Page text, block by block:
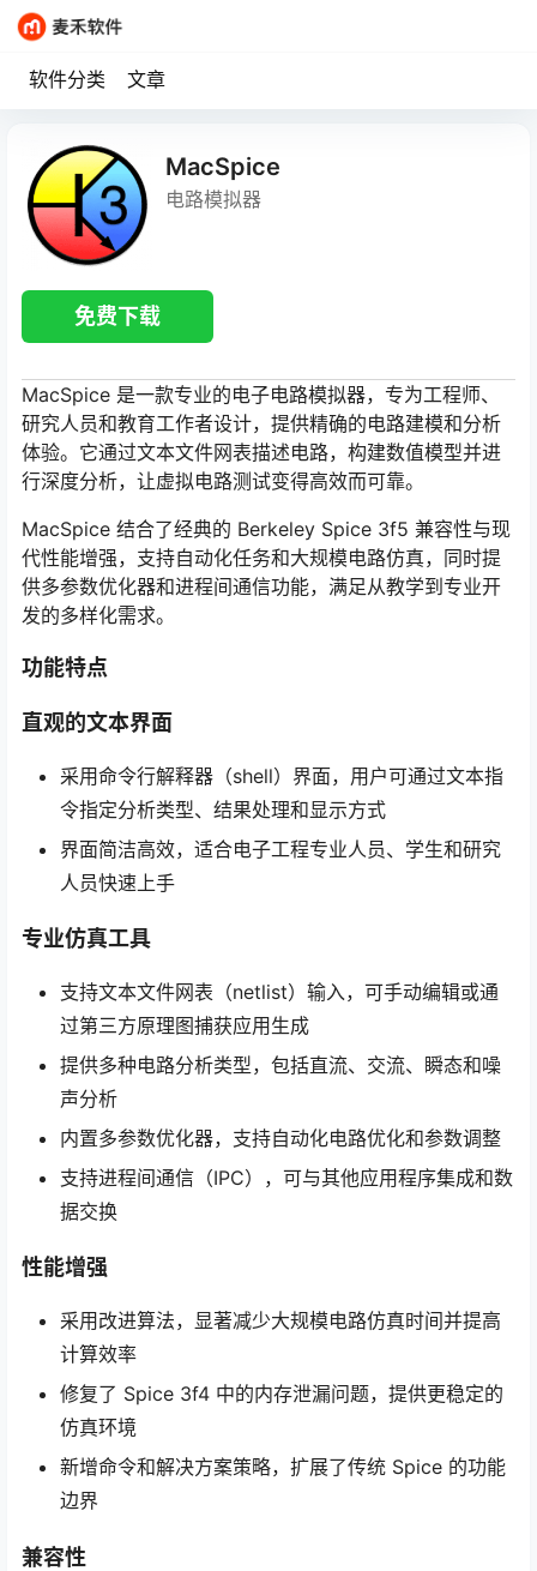
软件分类 文章
MacSpice
电路模拟器
免费下载
MacSpice 是一款专业的电子电路模拟器，专为工程师、
研究人员和教育工作者设计，提供精确的电路建模和分析
体验。它通过文本文件网表描述电路，构建数值模型并进
行深度分析，让虚拟电路测试变得高效而可靠。
MacSpice 结合了经典的 Berkeley Spice 3f5 兼容性与现
代性能增强，支持自动化任务和大规模电路仿真，同时提
供多参数优化器和进程间通信功能，满足从教学到专业开
发的多样化需求。
功能特点
直观的文本界面
采用命令行解释器（shell）界面，用户可通过文本指
令指定分析类型、结果处理和显示方式
界面简洁高效，适合电子工程专业人员、学生和研究
人员快速上手
专业仿真工具
支持文本文件网表（netlist）输入，可手动编辑或通
过第三方原理图捕获应用生成
提供多种电路分析类型，包括直流、交流、瞬态和噪
声分析
内置多参数优化器，支持自动化电路优化和参数调整
支持进程间通信（IPC），可与其他应用程序集成和数
据交换
性能增强
采用改进算法，显著减少大规模电路仿真时间并提高
计算效率
修复了 Spice 3f4 中的内存泄漏问题，提供更稳定的
仿真环境
新增命令和解决方案策略，扩展了传统 Spice 的功能
边界
兼容性